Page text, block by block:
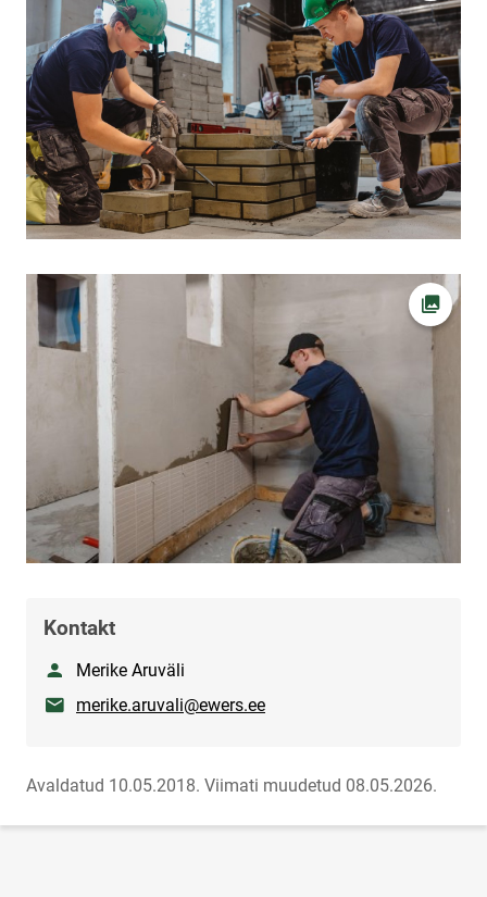
Ava
Kontakt
NimiMerike Aruväli
E-postmerike.aruvali@ewers.ee
Avaldatud 10.05.2018. Viimati muudetud 08.05.2026.